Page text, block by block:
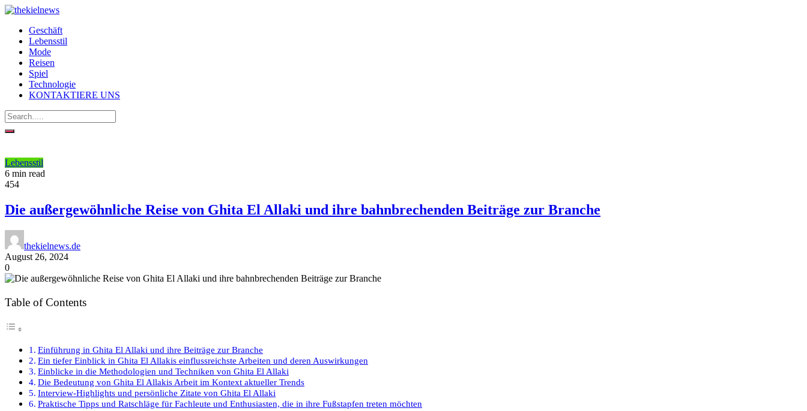
Geschäft
Lebensstil
Mode
Reisen
Spiel
Technologie
KONTAKTIERE UNS
Lebensstil
6 min read
454
Die außergewöhnliche Reise von Ghita El Allaki und ihre bahnbrechenden Beiträge zur Branche
thekielnews.de
August 26, 2024
0
Table of Contents
Einführung in Ghita El Allaki und ihre Beiträge zur Branche
Ein tiefer Einblick in Ghita El Allakis einflussreichste Arbeiten und deren Auswirkungen
Einblicke in die Methodologien und Techniken von Ghita El Allaki
Die Bedeutung von Ghita El Allakis Arbeit im Kontext aktueller Trends
Interview-Highlights und persönliche Zitate von Ghita El Allaki
Praktische Tipps und Ratschläge für Fachleute und Enthusiasten, die in ihre Fußstapfen treten möchten